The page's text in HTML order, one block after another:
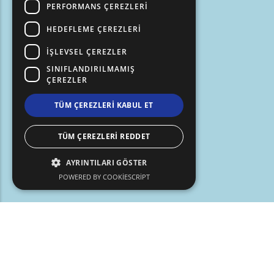
PERFORMANS ÇEREZLERI
HEDEFLEME ÇEREZLERI
İŞLEVSEL ÇEREZLER
SINIFLANDIRILMAMIŞ
ÇEREZLER
TÜM ÇEREZLERI KABUL ET
TÜM ÇEREZLERI REDDET
AYRINTILARI GÖSTER
POWERED BY COOKIESCRIPT